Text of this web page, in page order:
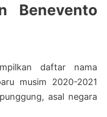
Benevento
daftar nama
musim 2020-2021
asal negara